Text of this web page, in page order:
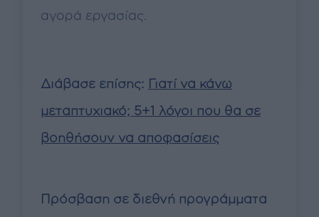
αγορά εργασίας.
Διάβασε επίσης: Γιατί να κάνω
μεταπτυχιακό; 5+1 λόγοι που θα σε
βοηθήσουν να αποφασίσεις
Πρόσβαση σε διεθνή προγράμματα